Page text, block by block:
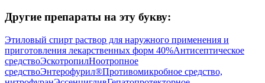
Другие препараты на эту букву:
Этиловый спирт раствор для наружного применения и
приготовления лекарственных форм 40%Антисептическое
средствоЭскотропилНоотропное
средствоЭнтерофурил®Противомикробное средство,